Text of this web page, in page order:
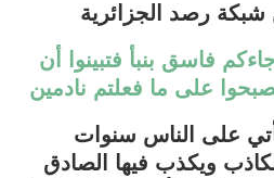
شبكة رصد الجزائرية
فاسق بنبأ فتبينوا أن
على ما فعلتم نادمين
على الناس سنوات
ويكذب فيها الصادق